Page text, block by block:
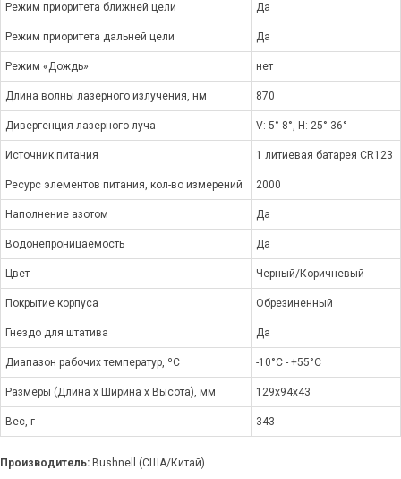
Режим приоритета ближней цели Да
Режим приоритета дальней цели Да
Режим «Дождь» нет
Длина волны лазерного излучения, нм 870
Дивергенция лазерного луча V: 5°-8°, H: 25°-36°
Источник питания 1 литиевая батарея CR123
Ресурс элементов питания, кол-во измерений 2000
Наполнение азотом Да
Водонепроницаемость Да
Цвет Черный/Коричневый
Покрытие корпуса Обрезиненный
Гнездо для штатива Да
Диапазон рабочих температур, ºС -10°C - +55°C
Размеры (Длина x Ширина x Высота), мм 129x94x43
Вес, г 343
Производитель: Bushnell (США/Китай)